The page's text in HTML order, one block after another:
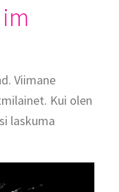
Viimane
Kui olen
laskuma